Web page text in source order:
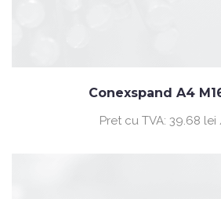
Conexspand A4
Pret cu TVA: 39.68